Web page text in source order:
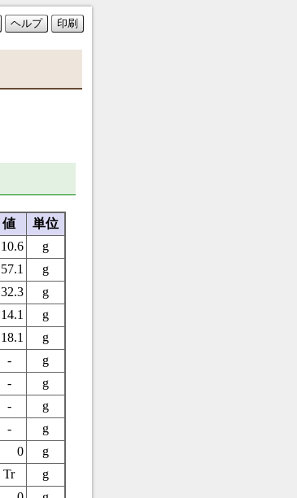
ヘルプ 印刷
値 単位
10.6
g
57.1
g
32.3
g
14.1
g
18.1 g
-
g
-
g
-
g
-
g
0
g
Tr
g